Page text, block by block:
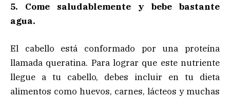
5. Come saludablemente y bebe bastante
agua.
El cabello está conformado por una proteína
llamada queratina. Para lograr que este nutriente
llegue a tu cabello, debes incluir en tu dieta
alimentos como huevos, carnes, lácteos y muchas